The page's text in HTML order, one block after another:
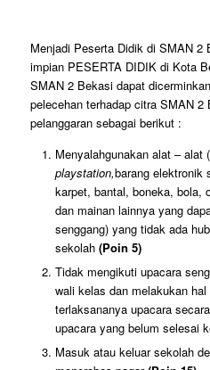
Menjadi Peserta Didik di SMAN 2
impian PESERTA DIDIK di Kota
SMAN 2 Bekasi dapat
pelecehan terhadap citra SMAN
pelanggaran sebagai berikut :
Menyalahgunakan alat – alat
playstation,barang elektronik
karpet, bantal, boneka, bola,
dan mainan lainnya yang
senggang) yang tidak ada
sekolah (Poin 5)
Tidak mengikuti upacara
wali kelas dan melakukan
terlaksananya upacara
upacara yang belum selesai
Masuk atau keluar sekolah